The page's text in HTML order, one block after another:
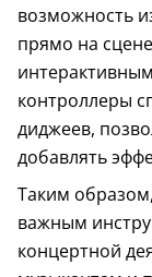
возможность
прямо на
контроллеры
диджеев,
добавлять
Таким
важным
концертной